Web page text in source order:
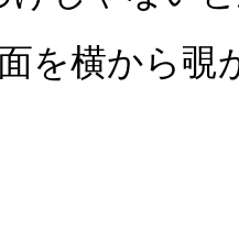
を横から覗